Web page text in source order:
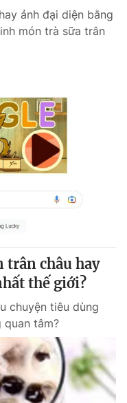
video
ảnh đại diện bằng
món trà sữa trân
trân châu hay
thế giới?
chuyện tiêu dùng
tâm?